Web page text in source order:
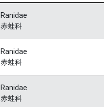
由小到大
Ranidae
赤蛙科
Ranidae
赤蛙科
Ranidae
赤蛙科